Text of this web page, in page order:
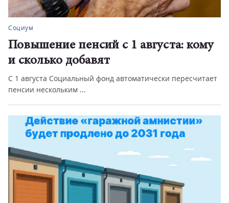
Социум
Повышение пенсий с 1 августа: кому
и сколько добавят
С 1 августа Социальный фонд автоматически пересчитает
пенсии нескольким ...